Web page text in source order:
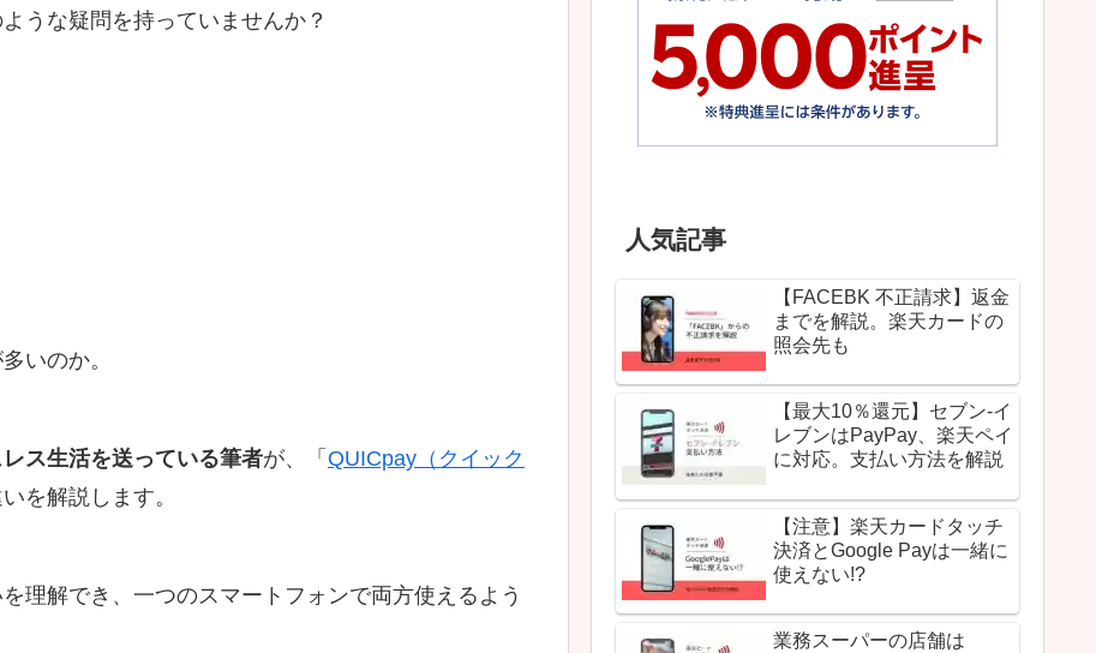
うな疑問を持っていませんか？
いのか。
ス生活を送っている筆者が、「 QUICpay（クイック
を解説します。
理解でき、一つのスマートフォンで両方使えるよう
人気記事
【FACEBK 不正請求】返金
までを解説。楽天カードの
照会先も
【最大10％還元】セブン-イ
レブンはPayPay、楽天ペイ
に対応。支払い方法を解説
【注意】楽天カードタッチ
決済とGoogle Payは一緒に
使えない!?
業務スーパーの店舗は